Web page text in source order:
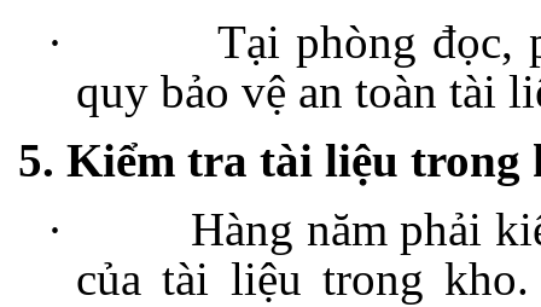
·
Tại phòng đọc,
quy bảo vệ an toàn tài
5. Kiểm tra tài liệu trong
·
Hàng năm phải
của tài liệu trong